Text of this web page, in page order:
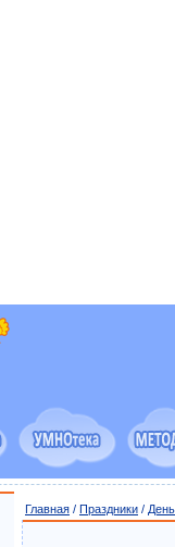
Главная / Праздники /